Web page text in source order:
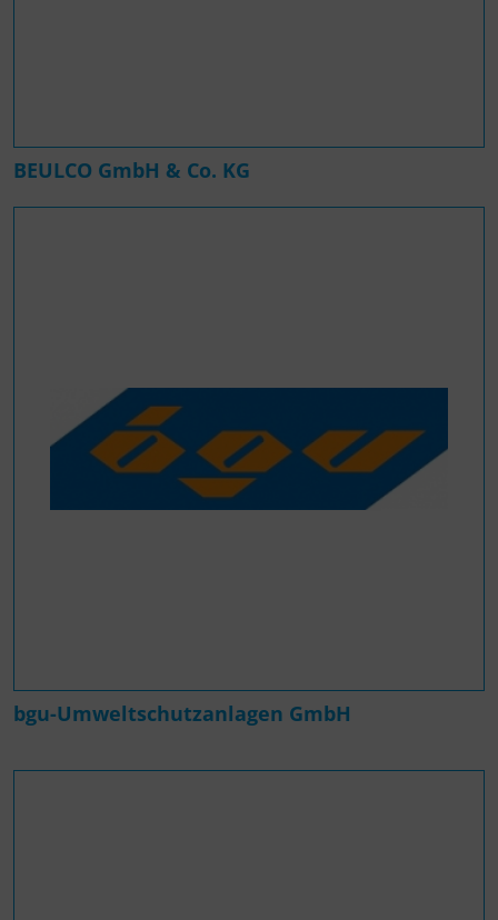
BEULCO GmbH & Co. KG
bgu-Umweltschutzanlagen GmbH